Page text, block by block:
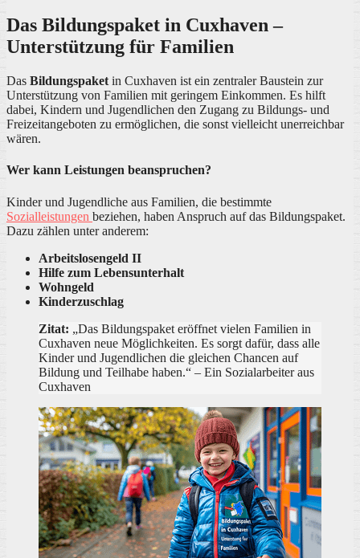
Das Bildungspaket in Cuxhaven –
Unterstützung für Familien
Das Bildungspaket in Cuxhaven ist ein zentraler Baustein zur
Unterstützung von Familien mit geringem Einkommen. Es hilft
dabei, Kindern und Jugendlichen den Zugang zu Bildungs- und
Freizeitangeboten zu ermöglichen, die sonst vielleicht unerreichbar
wären.
Wer kann Leistungen beanspruchen?
Kinder und Jugendliche aus Familien, die bestimmte
Sozialleistungen beziehen, haben Anspruch auf das Bildungspaket.
Dazu zählen unter anderem:
Arbeitslosengeld II
Hilfe zum Lebensunterhalt
Wohngeld
Kinderzuschlag
Zitat: „Das Bildungspaket eröffnet vielen Familien in
Cuxhaven neue Möglichkeiten. Es sorgt dafür, dass alle
Kinder und Jugendlichen die gleichen Chancen auf
Bildung und Teilhabe haben.“ – Ein Sozialarbeiter aus
Cuxhaven